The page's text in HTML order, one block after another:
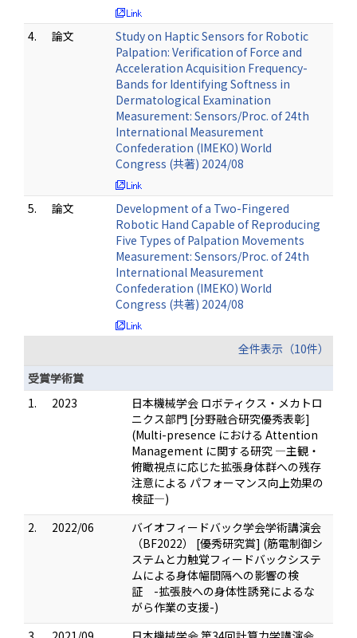
4. 論文
Study on Haptic Sensors for Robotic
Palpation: Verification of Force and
Acceleration Acquisition Frequency-
Bands for Identifying Softness in
Dermatological Examination
Measurement: Sensors/Proc. of 24th
International Measurement
Confederation (IMEKO) World
Congress (共著) 2024/08
5. 論文
Development of a Two-Fingered
Robotic Hand Capable of Reproducing
Five Types of Palpation Movements
Measurement: Sensors/Proc. of 24th
International Measurement
Confederation (IMEKO) World
Congress (共著) 2024/08
全件表示（10件）
受賞学術賞
1.
2023
日本機械学会 ロボティクス・メカトロ
ニクス部門 [分野融合研究優秀表彰]
(Multi-presence における Attention
Management に関する研究 ―主観・
俯瞰視点に応じた拡張身体群への残存
注意による パフォーマンス向上効果の
検証―)
2.
2022/06
バイオフィードバック学会学術講演会
（BF2022） [優秀研究賞] (筋電制御シ
ステムと力触覚フィードバックシステ
ムによる身体幅間隔への影響の検
証 -拡張肢への身体性誘発によるな
がら作業の支援-)